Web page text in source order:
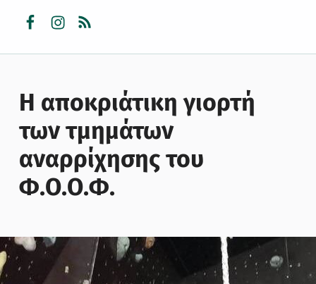
Η αποκριάτικη γιορτή
των τμημάτων
αναρρίχησης του
Φ.Ο.Ο.Φ.